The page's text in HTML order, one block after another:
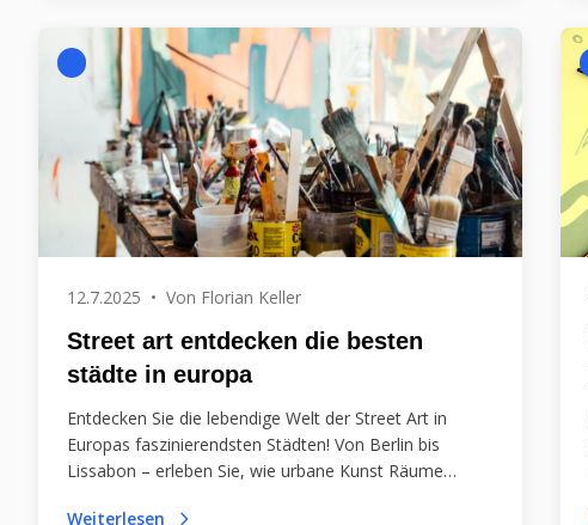
12.7.2025 • Von Florian Keller
Street art entdecken die besten
städte in europa
Entdecken Sie die lebendige Welt der Street Art in
Europas faszinierendsten Städten! Von Berlin bis
Lissabon – erleben Sie, wie urbane Kunst Räume
Weiterlesen